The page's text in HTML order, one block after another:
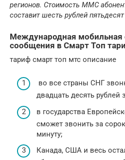
регионов. Стоимость MMC
составит шесть рублей
Международная мобильная
сообщения в Смарт Топ
тариф смарт топ мтс описание
во все страны СНГ
двадцать десять рублей
в государства
сможет звонить за
минуту;
Канада, США и весь